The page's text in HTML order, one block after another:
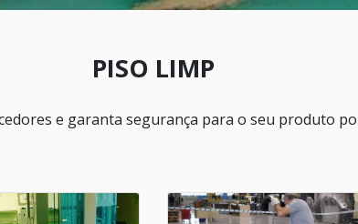
PISO LIMP
e garanta segurança para o seu produto